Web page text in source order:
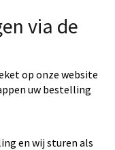
via de
op onze website
uw bestelling
en wij sturen als